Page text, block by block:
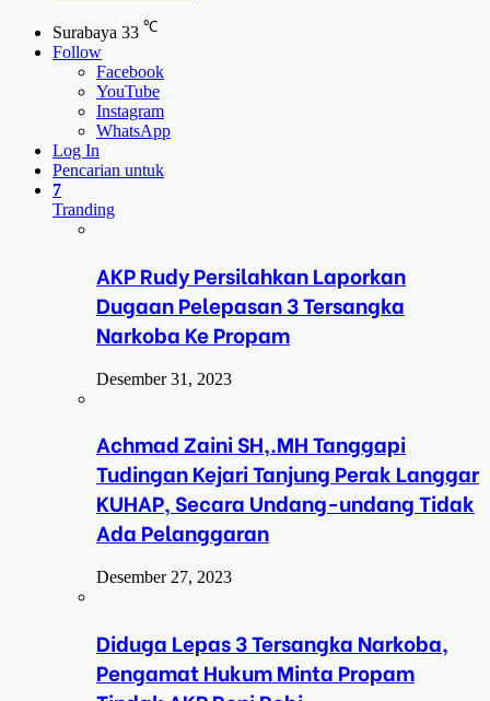
Surabaya 33 ℃
Follow
Facebook
YouTube
Instagram
WhatsApp
Log In
Pencarian untuk
7
Tranding
AKP Rudy Persilahkan Laporkan
Dugaan Pelepasan 3 Tersangka
Narkoba Ke Propam
Desember 31, 2023
Achmad Zaini SH,.MH Tanggapi
Tudingan Kejari Tanjung Perak Langgar
KUHAP, Secara Undang-undang Tidak
Ada Pelanggaran
Desember 27, 2023
Diduga Lepas 3 Tersangka Narkoba,
Pengamat Hukum Minta Propam